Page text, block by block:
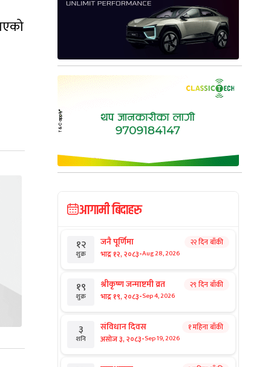
आगामी बिदाहरु
१२
शुक्र
जनै पूर्णिमा
भाद्र १२, २०८३-Aug 28, 2026
२२ दिन बाँकी
१९
शुक्र
श्रीकृष्ण जन्माष्टमी व्रत
भाद्र १९, २०८३-Sep 4, 2026
२९ दिन बाँकी
३
शनि
संविधान दिवस
असोज ३, २०८३-Sep 19, 2026
१ महिना बाँकी